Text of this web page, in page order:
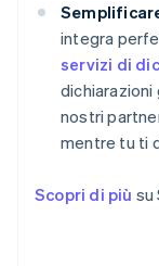
integra
servizi di
dichiarazioni
nostri
mentre tu ti
Scopri di più su